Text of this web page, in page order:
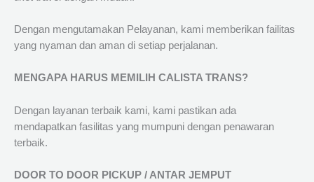
Dengan mengutamakan Pelayanan, kami memberikan failitas
yang nyaman dan aman di setiap perjalanan.
MENGAPA HARUS MEMILIH CALISTA TRANS?
Dengan layanan terbaik kami, kami pastikan ada
mendapatkan fasilitas yang mumpuni dengan penawaran
terbaik.
DOOR TO DOOR PICKUP / ANTAR JEMPUT